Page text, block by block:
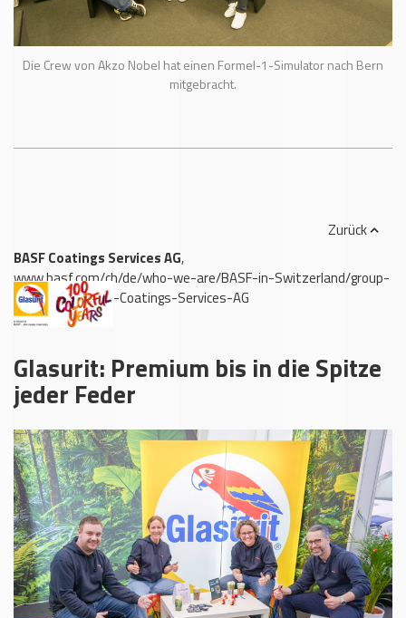
Die Crew von Akzo Nobel hat einen Formel-1-Simulator nach Bern
mitgebracht.
BASF Coatings Services AG,
www.basf.com/ch/de/who-we-are/BASF-in-Switzerland/group-
companies/BASF-Coatings-Services-AG
Zurück
Glasurit: Premium bis in die Spitze
jeder Feder